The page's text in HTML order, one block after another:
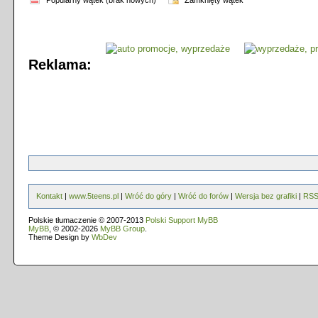
Reklama:
Kontakt | www.5teens.pl | Wróć do góry | Wróć do forów | Wersja bez grafiki | RSS
Polskie tłumaczenie © 2007-2013 Polski Support MyBB
MyBB , © 2002-2026 MyBB Group
Theme Design by WbDev